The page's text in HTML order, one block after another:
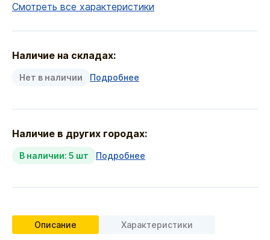
Смотреть все характеристики
Наличие на складах:
Нет в наличии Подробнее
Наличие в других городах:
В наличии: 5 шт Подробнее
Описание Характеристики